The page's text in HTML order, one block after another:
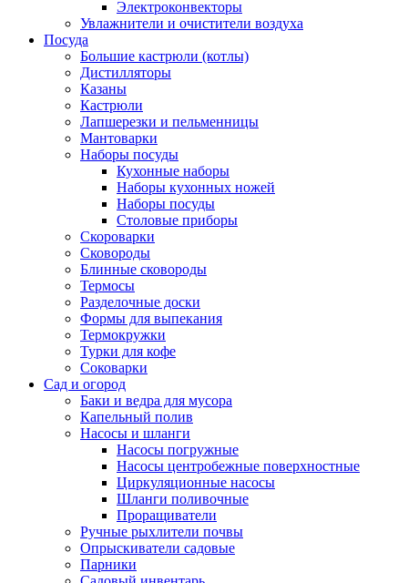
Электроконвекторы
Увлажнители и очистители воздуха
Посуда
Большие кастрюли (котлы)
Дистилляторы
Казаны
Кастрюли
Лапшерезки и пельменницы
Мантоварки
Наборы посуды
Кухонные наборы
Наборы кухонных ножей
Наборы посуды
Столовые приборы
Скороварки
Сковороды
Блинные сковороды
Термосы
Разделочные доски
Формы для выпекания
Термокружки
Турки для кофе
Соковарки
Сад и огород
Баки и ведра для мусора
Капельный полив
Насосы и шланги
Насосы погружные
Насосы центробежные поверхностные
Циркуляционные насосы
Шланги поливочные
Проращиватели
Ручные рыхлители почвы
Опрыскиватели садовые
Парники